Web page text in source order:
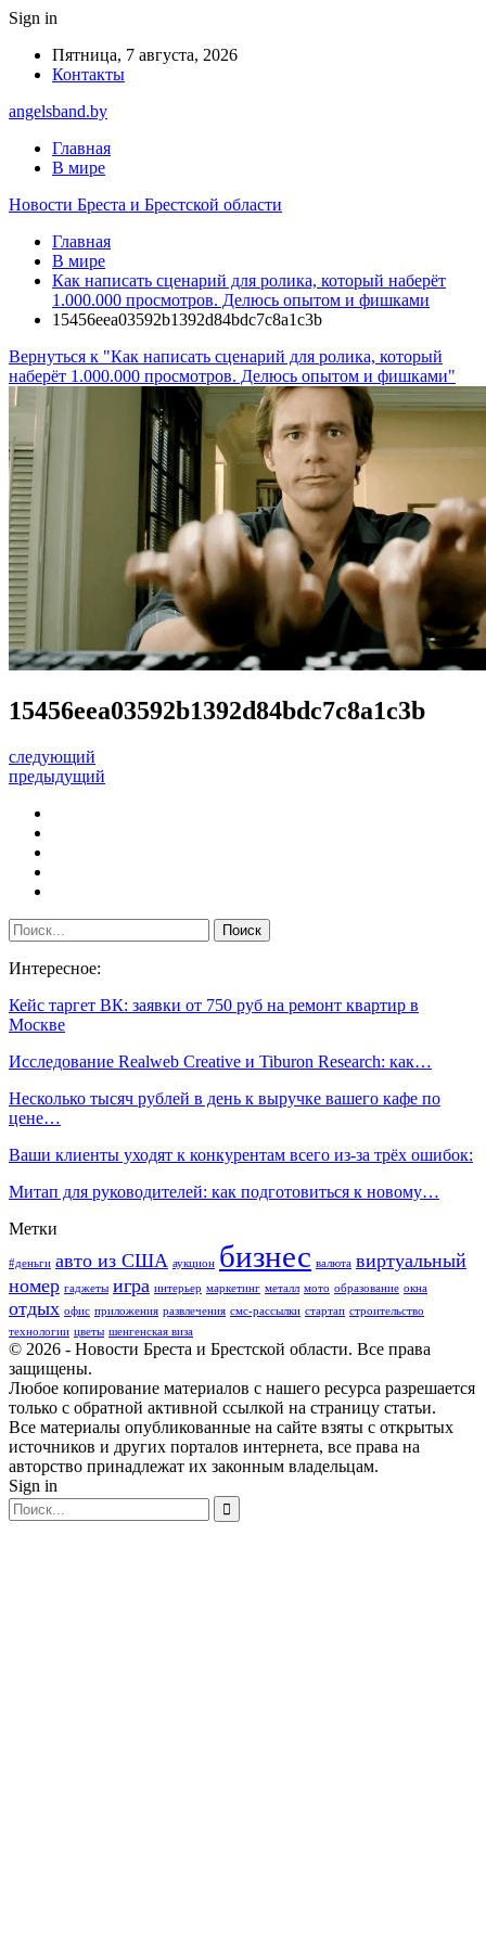
Sign in
Пятница, 7 августа, 2026
Контакты
angelsband.by
Главная
В мире
Новости Бреста и Брестской области
Главная
В мире
Как написать сценарий для ролика, который наберёт
1.000.000 просмотров. Делюсь опытом и фишками
15456eea03592b1392d84bdc7c8a1c3b
Вернуться к "Как написать сценарий для ролика, который
наберёт 1.000.000 просмотров. Делюсь опытом и фишками"
15456eea03592b1392d84bdc7c8a1c3b
следующий
предыдущий
Интересное:
Кейс таргет ВК: заявки от 750 руб на ремонт квартир в
Москве
Исследование Realweb Creative и Tiburon Research: как…
Несколько тысяч рублей в день к выручке вашего кафе по
цене…
Ваши клиенты уходят к конкурентам всего из-за трёх ошибок:
Митап для руководителей: как подготовиться к новому…
Метки
#деньги авто из США аукцион бизнес валюта виртуальный
номер гаджеты игра интерьер маркетинг металл мото образование окна
отдых офис приложения развлечения смс-рассылки стартап строительство
технологии цветы шенгенская виза
© 2026 - Новости Бреста и Брестской области. Все права
защищены.
Любое копирование материалов с нашего ресурса разрешается
только с обратной активной ссылкой на страницу статьи.
Все материалы опубликованные на сайте взяты с открытых
источников и других порталов интернета, все права на
авторство принадлежат их законным владельцам.
Sign in